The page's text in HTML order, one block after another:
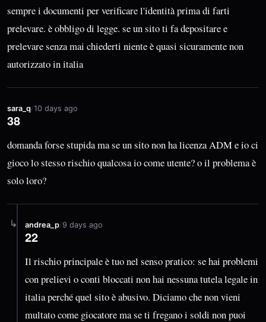
sempre i documenti per verificare l'identità prima di farti
prelevare. è obbligo di legge. se un sito ti fa depositare e
prelevare senza mai chiederti niente è quasi sicuramente non
autorizzato in italia
sara_q/10 days ago
38
domanda forse stupida ma se un sito non ha licenza ADM e io ci
gioco lo stesso rischio qualcosa io come utente? o il problema è
solo loro?
↳ andrea_p/9 days ago
22
Il rischio principale è tuo nel senso pratico: se hai problemi
con prelievi o conti bloccati non hai nessuna tutela legale in
italia perché quel sito è abusivo. Diciamo che non vieni
multato come giocatore ma se ti fregano i soldi non puoi